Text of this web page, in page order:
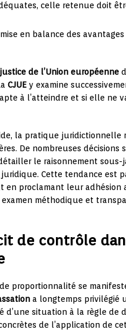
celle retenue doit
en balance des
de l’Union européenne
CJUE y examine
à l’atteindre et si elle ne
la pratique juridictionnelle
De nombreuses décisions
le raisonnement
Cette tendance est
proclamant leur adhésion
méthodique et
de contrôle
proportionnalité se
a longtemps privilégié
d’une situation à la règle de
de l’application de